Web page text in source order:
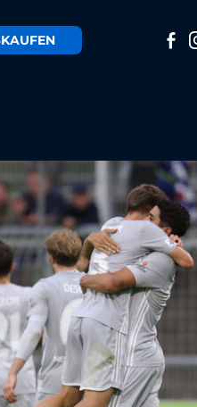
KAUFEN